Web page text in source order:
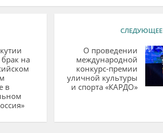
на
в
СЛЕДУЮЩЕЕ
О проведении
международной
конкурс-премии
уличной культуры
и спорта «КАРДО»